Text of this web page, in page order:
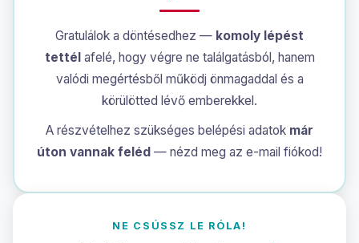
Gratulálok a döntésedhez — komoly lépést
tettélafelé, hogy végre ne találgatásból, hanem
valódi megértésből működj önmagaddal és a
körülötted lévő emberekkel.
A részvételhez szükséges belépési adatok már
úton vannak feléd — nézd meg az e-mail fiókod!
NE CSÚSSZ LE RÓLA!